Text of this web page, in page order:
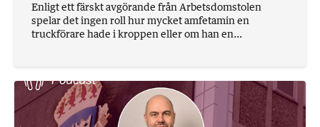
Enligt ett färskt avgörande från Arbetsdomstolen
spelar det ingen roll hur mycket amfetamin en
truckförare hade i kroppen eller om han en...